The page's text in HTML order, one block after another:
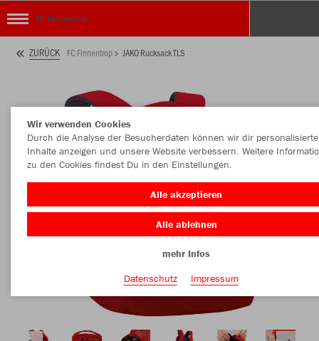
FC Finnentrop
ZURÜCK FC Finnentrop JAKO Rucksack TLS
Wir verwenden Cookies
Durch die Analyse der Besucherdaten können wir dir personalisierte
Inhalte anzeigen und unsere Website verbessern. Weitere
zu den Cookies findest Du in den Einstellungen.
Alle akzeptieren
Alle ablehnen
mehr Infos
Datenschutz
Impressum